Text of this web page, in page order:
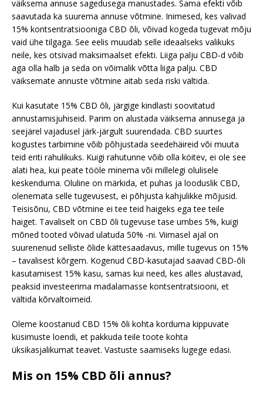
väiksema annuse sagedusega manustades. Sama efekti võib
saavutada ka suurema annuse võtmine. Inimesed, kes valivad
15% kontsentratsiooniga CBD õli, võivad kogeda tugevat mõju
vaid ühe tilgaga. See eelis muudab selle ideaalseks valikuks
neile, kes otsivad maksimaalset efekti. Liiga palju CBD-d võib
aga olla halb ja seda on võimalik võtta liiga palju. CBD
väiksemate annuste võtmine aitab seda riski vältida.
Kui kasutate 15% CBD õli, järgige kindlasti soovitatud
annustamisjuhiseid. Parim on alustada väiksema annusega ja
seejärel vajadusel järk-järgult suurendada. CBD suurtes
kogustes tarbimine võib põhjustada seedehäireid või muuta
teid eriti rahulikuks. Kuigi rahutunne võib olla köitev, ei ole see
alati hea, kui peate tööle minema või millelegi olulisele
keskenduma. Oluline on märkida, et puhas ja looduslik CBD,
olenemata selle tugevusest, ei põhjusta kahjulikke mõjusid.
Teisisõnu, CBD võtmine ei tee teid haigeks ega tee teile
haiget. Tavaliselt on CBD õli tugevuse tase umbes 5%, kuigi
mõned tooted võivad ulatuda 50% -ni. Viimasel ajal on
suurenenud selliste õlide kättesaadavus, mille tugevus on 15%
– tavalisest kõrgem. Kogenud CBD-kasutajad saavad CBD-õli
kasutamisest 15% kasu, samas kui need, kes alles alustavad,
peaksid investeerima madalamasse kontsentratsiooni, et
vältida kõrvaltoimeid.
Oleme koostanud CBD 15% õli kohta korduma kippuvate
küsimuste loendi, et pakkuda teile toote kohta
üksikasjalikumat teavet. Vastuste saamiseks lugege edasi.
Mis on 15% CBD õli annus?